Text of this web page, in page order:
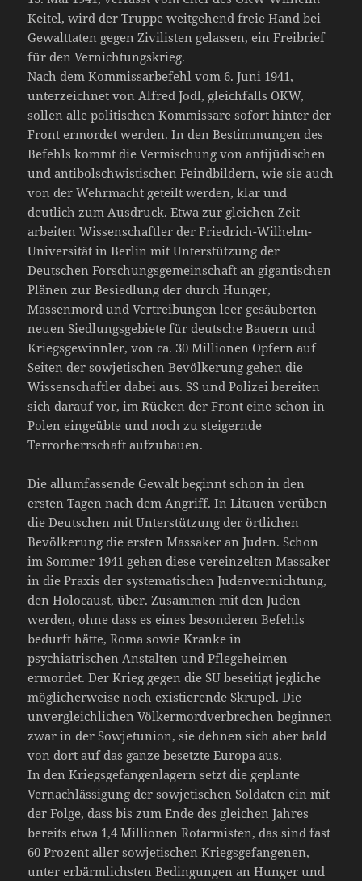
Keitel, wird der Truppe weitgehend freie Hand bei
Gewalttaten gegen Zivilisten gelassen, ein Freibrief
für den Vernichtungskrieg.
Nach dem Kommissarbefehl vom 6. Juni 1941,
unterzeichnet von Alfred Jodl, gleichfalls OKW,
sollen alle politischen Kommissare sofort hinter der
Front ermordet werden. In den Bestimmungen des
Befehls kommt die Vermischung von antijüdischen
und antibolschwistischen Feindbildern, wie sie auch
von der Wehrmacht geteilt werden, klar und
deutlich zum Ausdruck. Etwa zur gleichen Zeit
arbeiten Wissenschaftler der Friedrich-Wilhelm-
Universität in Berlin mit Unterstützung der
Deutschen Forschungsgemeinschaft an gigantischen
Plänen zur Besiedlung der durch Hunger,
Massenmord und Vertreibungen leer gesäuberten
neuen Siedlungsgebiete für deutsche Bauern und
Kriegsgewinnler, von ca. 30 Millionen Opfern auf
Seiten der sowjetischen Bevölkerung gehen die
Wissenschaftler dabei aus. SS und Polizei bereiten
sich darauf vor, im Rücken der Front eine schon in
Polen eingeübte und noch zu steigernde
Terrorherrschaft aufzubauen.
Die allumfassende Gewalt beginnt schon in den
ersten Tagen nach dem Angriff. In Litauen verüben
die Deutschen mit Unterstützung der örtlichen
Bevölkerung die ersten Massaker an Juden. Schon
im Sommer 1941 gehen diese vereinzelten Massaker
in die Praxis der systematischen Judenvernichtung,
den Holocaust, über. Zusammen mit den Juden
werden, ohne dass es eines besonderen Befehls
bedurft hätte, Roma sowie Kranke in
psychiatrischen Anstalten und Pflegeheimen
ermordet. Der Krieg gegen die SU beseitigt jegliche
möglicherweise noch existierende Skrupel. Die
unvergleichlichen Völkermordverbrechen beginnen
zwar in der Sowjetunion, sie dehnen sich aber bald
von dort auf das ganze besetzte Europa aus.
In den Kriegsgefangenlagern setzt die geplante
Vernachlässigung der sowjetischen Soldaten ein mit
der Folge, dass bis zum Ende des gleichen Jahres
bereits etwa 1,4 Millionen Rotarmisten, das sind fast
60 Prozent aller sowjetischen Kriegsgefangenen,
unter erbärmlichsten Bedingungen an Hunger und